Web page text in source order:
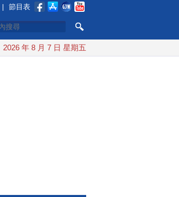
| 節目表
多晶矽課15%關稅
2026 年 8 月 7 日 星期五